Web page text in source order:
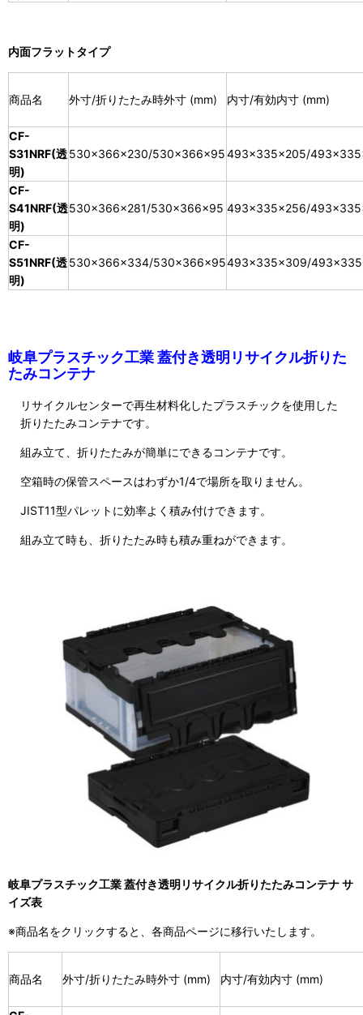
内面フラットタイプ
商品名 外寸/折りたたみ時外寸 (mm) 内寸/有効内寸 (mm)
CF-
S31NRF(透
明)
530×366×230/530×366×95493×335×205/
CF-
S41NRF(透
明)
530×366×281/530×366×95 493×335×256/
CF-
S51NRF(透
明)
530×366×334/530×366×95493×335×309/
岐阜プラスチック工業 蓋付き透明リサイクル折りた
たみコンテナ
リサイクルセンターで再生材料化したプラスチックを使用した
折りたたみコンテナです。
組み立て、折りたたみが簡単にできるコンテナです。
空箱時の保管スペースはわずか1/4で場所を取りません。
JIST11型パレットに効率よく積み付けできます。
組み立て時も、折りたたみ時も積み重ねができます。
岐阜プラスチック工業 蓋付き透明リサイクル折りたたみコンテナ サ
イズ表
※商品名をクリックすると、各商品ページに移行いたします。
商品名 外寸/折りたたみ時外寸 (mm) 内寸/有効内寸 (mm)